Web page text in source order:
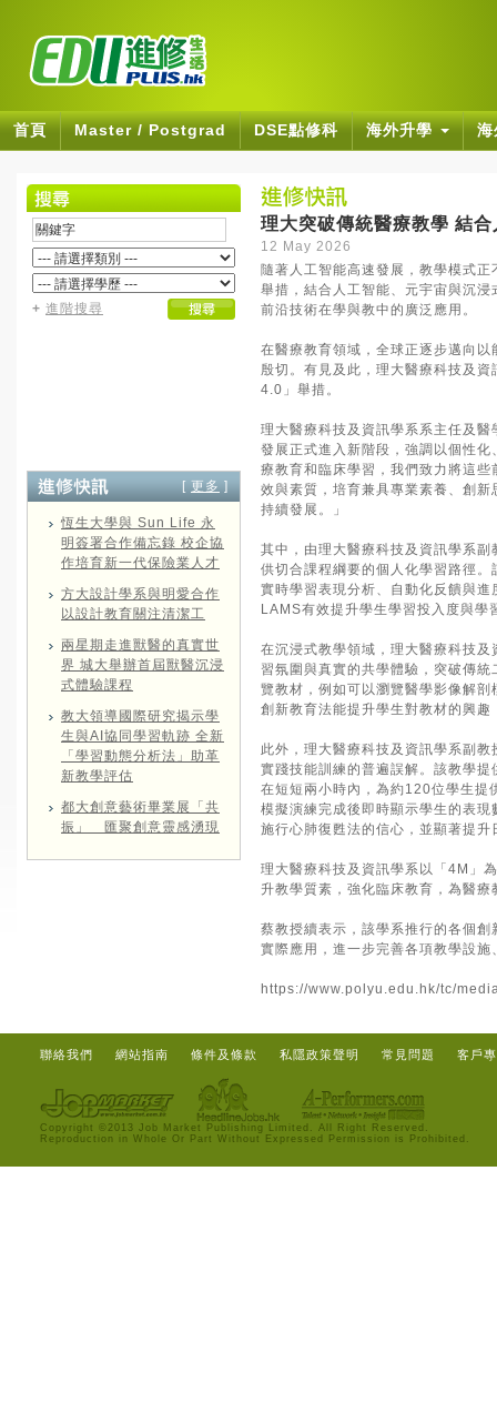
首頁 Master / Postgrad DSE點修科 海外升學
+ 進階搜尋
[ 更多 ]
恆生大學與 Sun Life 永
明簽署合作備忘錄 校企協
作培育新一代保險業人才
方大設計學系與明愛合作
以設計教育關注清潔工
兩星期走進獸醫的真實世
界 城大舉辦首屆獸醫沉浸
式體驗課程
教大領導國際研究揭示學
生與AI協同學習軌跡 全新
「學習動態分析法」助革
新教學評估
都大創意藝術畢業展「共
振」 匯聚創意靈感湧現
理大突破傳統醫療教學 結
12 May 2026
隨著人工智能高速發展，教學模式
舉措，結合人工智能、元宇宙與沉
前沿技術在學與教中的廣泛應用。
在醫療教育領域，全球正逐步邁向
殷切。有見及此，理大醫療科技及
4.0」舉措。
理大醫療科技及資訊學系系主任及
發展正式進入新階段，強調以個性
療教育和臨床學習，我們致力將這
效與素質，培育兼具專業素養、創
持續發展。」
其中，由理大醫療科技及資訊學系
供切合課程綱要的個人化學習路徑
實時學習表現分析、自動化反饋與
LAMS有效提升學生學習投入度與學
在沉浸式教學領域，理大醫療科技
習氛圍與真實的共學體驗，突破傳
覽教材，例如可以瀏覽醫學影像解
創新教育法能提升學生對教材的興
此外，理大醫療科技及資訊學系副
實踐技能訓練的普遍誤解。該教學
在短短兩小時內，為約120位學生提
模擬演練完成後即時顯示學生的表
施行心肺復甦法的信心，並顯著提
理大醫療科技及資訊學系以「4M」
升教學質素，強化臨床教育，為醫
蔡教授續表示，該學系推行的各個
實際應用，進一步完善各項教學設
https://www.polyu.edu.hk/tc/
聯絡我們 網站指南 條件及條款 私隱政策聲明 常見問題 客戶
Copyright ©2013 Job Market Publishing Limited. All Right Reserved.
Reproduction in Whole Or Part Without Expressed Permission is Prohibited.